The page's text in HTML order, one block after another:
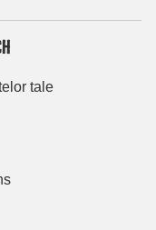
tale